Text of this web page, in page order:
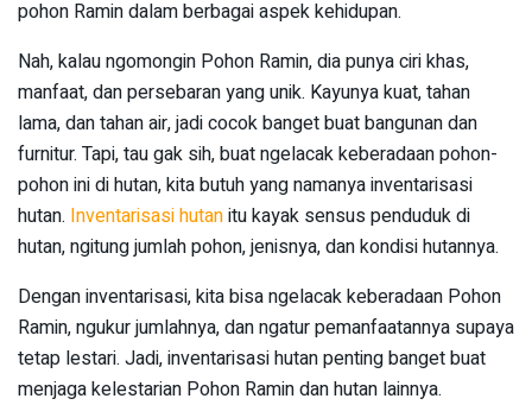
pohon Ramin dalam berbagai aspek kehidupan.
Nah, kalau ngomongin Pohon Ramin, dia punya ciri khas,
manfaat, dan persebaran yang unik. Kayunya kuat, tahan
lama, dan tahan air, jadi cocok banget buat bangunan dan
furnitur. Tapi, tau gak sih, buat ngelacak keberadaan pohon-
pohon ini di hutan, kita butuh yang namanya inventarisasi
hutan. Inventarisasi hutanitu kayak sensus penduduk di
hutan, ngitung jumlah pohon, jenisnya, dan kondisi hutannya.
Dengan inventarisasi, kita bisa ngelacak keberadaan Pohon
Ramin, ngukur jumlahnya, dan ngatur pemanfaatannya supaya
tetap lestari. Jadi, inventarisasi hutan penting banget buat
menjaga kelestarian Pohon Ramin dan hutan lainnya.